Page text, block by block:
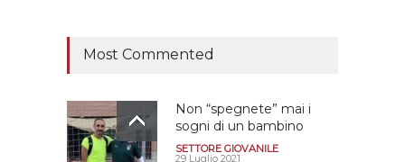
Most Commented
Non “spegnete” mai i
sogni di un bambino
SETTORE GIOVANILE
29 Luglio 2021